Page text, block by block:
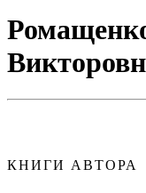
КНИГИ АВТОРА